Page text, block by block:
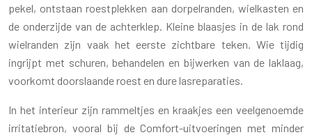
pekel, ontstaan roestplekken aan dorpelranden, wielkasten en
de onderzijde van de achterklep. Kleine blaasjes in de lak rond
wielranden zijn vaak het eerste zichtbare teken. Wie tijdig
ingrijpt met schuren, behandelen en bijwerken van de laklaag,
voorkomt doorslaande roest en dure lasreparaties.
In het interieur zijn rammeltjes en kraakjes een veelgenoemde
irritatiebron, vooral bij de Comfort-uitvoeringen met minder